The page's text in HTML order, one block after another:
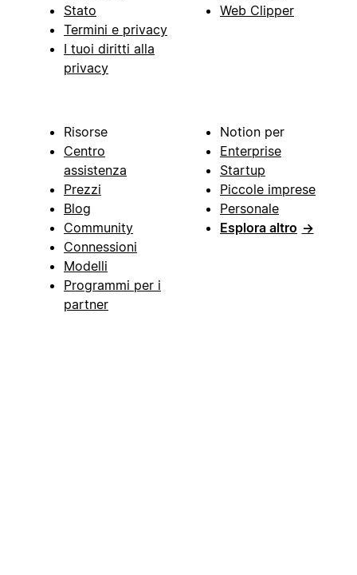
Stato
Termini e privacy
I tuoi diritti alla
privacy
Web Clipper
Risorse
Centro
assistenza
Prezzi
Blog
Community
Connessioni
Modelli
Programmi per i
partner
Notion per
Enterprise
Startup
Piccole imprese
Personale
Esplora altro →